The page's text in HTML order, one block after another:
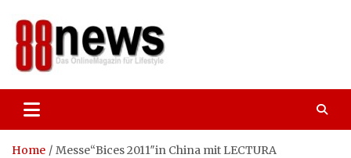
content
Home Messe“Bices 2011″in China mit LECTURA